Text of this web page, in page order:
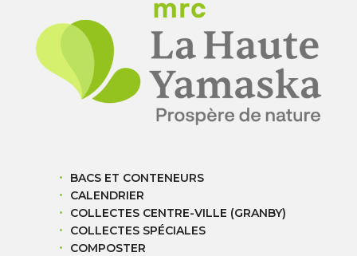
BACS ET CONTENEURS
CALENDRIER
COLLECTES CENTRE-VILLE (GRANBY)
COLLECTES SPÉCIALES
COMPOSTER